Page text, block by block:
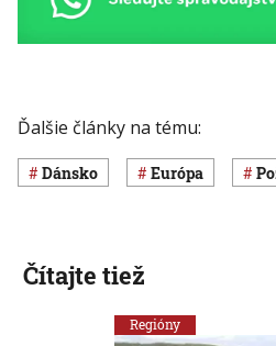
Ďalšie články na tému:
Dánsko Európa
Čítajte tiež
Regióny